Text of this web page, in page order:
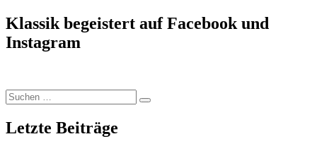
Klassik begeistert auf Facebook und
Instagram
Suchen
nach:
Suchen
Letzte Beiträge